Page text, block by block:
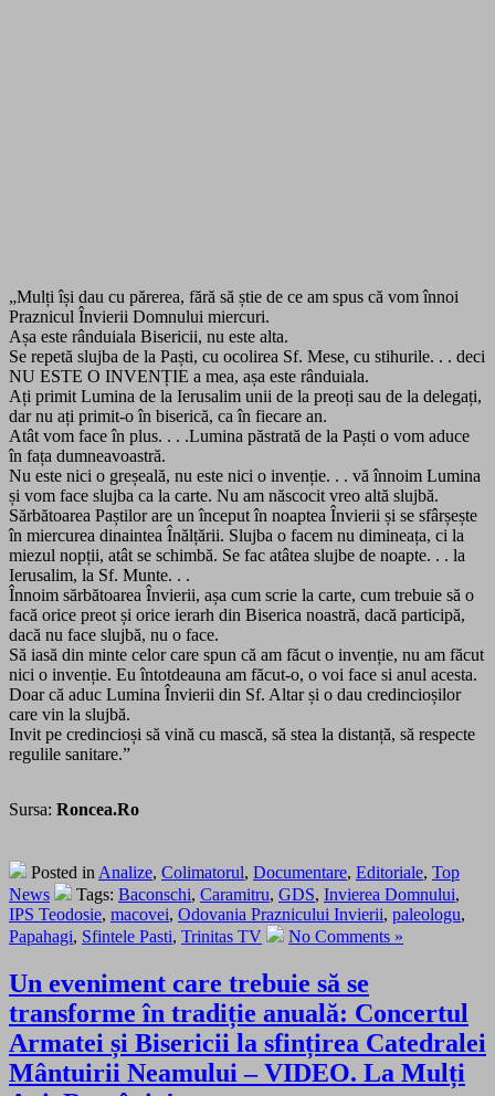
„Mulți își dau cu părerea, fără să știe de ce am spus că vom înnoi
Praznicul Învierii Domnului miercuri.
Așa este rânduiala Bisericii, nu este alta.
Se repetă slujba de la Paști, cu ocolirea Sf. Mese, cu stihurile. . . deci
NU ESTE O INVENȚIE a mea, așa este rânduiala.
Ați primit Lumina de la Ierusalim unii de la preoți sau de la delegați,
dar nu ați primit-o în biserică, ca în fiecare an.
Atât vom face în plus. . . .Lumina păstrată de la Paști o vom aduce
în fața dumneavoastră.
Nu este nici o greșeală, nu este nici o invenție. . . vă înnoim Lumina
și vom face slujba ca la carte. Nu am născocit vreo altă slujbă.
Sărbătoarea Paștilor are un început în noaptea Învierii și se sfârșește
în miercurea dinaintea Înălțării. Slujba o facem nu dimineața, ci la
miezul nopții, atât se schimbă. Se fac atâtea slujbe de noapte. . . la
Ierusalim, la Sf. Munte. . .
Înnoim sărbătoarea Învierii, așa cum scrie la carte, cum trebuie să o
facă orice preot și orice ierarh din Biserica noastră, dacă participă,
dacă nu face slujbă, nu o face.
Să iasă din minte celor care spun că am făcut o invenție, nu am făcut
nici o invenție. Eu întotdeauna am făcut-o, o voi face si anul acesta.
Doar că aduc Lumina Învierii din Sf. Altar și o dau credincioșilor
care vin la slujbă.
Invit pe credincioși să vină cu mască, să stea la distanță, să respecte
regulile sanitare.”
Sursa: Roncea.Ro
Posted in Analize, Colimatorul, Documentare, Editoriale, Top
News
Tags: Baconschi, Caramitru, GDS, Invierea Domnului,
IPS Teodosie, macovei, Odovania Praznicului Invierii, paleologu,
Papahagi, Sfintele Pasti, Trinitas TV No Comments »
Un eveniment care trebuie să se
transforme în tradiție anuală: Concertul
Armatei și Bisericii la sfințirea Catedralei
Mântuirii Neamului – VIDEO. La Mulți